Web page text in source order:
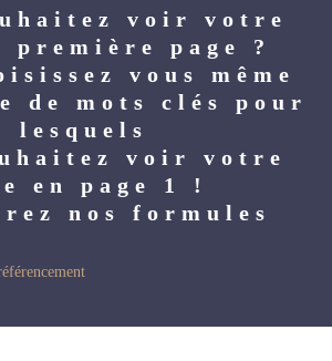
voir votre
première page ?
vous même
de mots clés pour
lesquels
voir votre
en page 1 !
nos formules